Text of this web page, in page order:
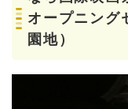
オープニング
園地）